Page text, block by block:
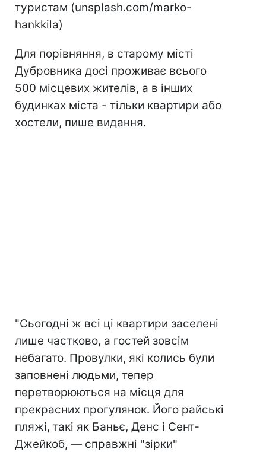
туристам (unsplash.com/marko-
hankkila)
Для порівняння, в старому місті
Дубровника досі проживає всього
500 місцевих жителів, а в інших
будинках міста - тільки квартири або
хостели, пише видання.
"Сьогодні ж всі ці квартири заселені
лише частково, а гостей зовсім
небагато. Провулки, які колись були
заповнені людьми, тепер
перетворюються на місця для
прекрасних прогулянок. Його райські
пляжі, такі як Баньє, Денс і Сент-
Джейкоб, — справжні "зірки"